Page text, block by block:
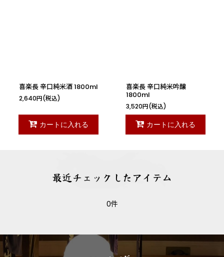
喜楽長 辛口純米酒 1800ml
2,640円(税込)
カートに入れる
喜楽長 辛口純米吟醸
1800ml
3,520円(税込)
カートに入れる
最近チェックしたアイテム
0件